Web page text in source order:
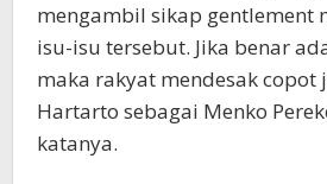
mengambil sikap gentlement
isu-isu tersebut. Jika benar
maka rakyat mendesak copot
Hartarto sebagai Menko
katanya.